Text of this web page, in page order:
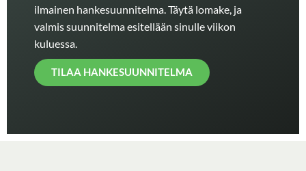
ilmainen hankesuunnitelma. Täytä lomake, ja
valmis suunnitelma esitellään sinulle viikon
kuluessa.
TILAA HANKESUUNNITELMA